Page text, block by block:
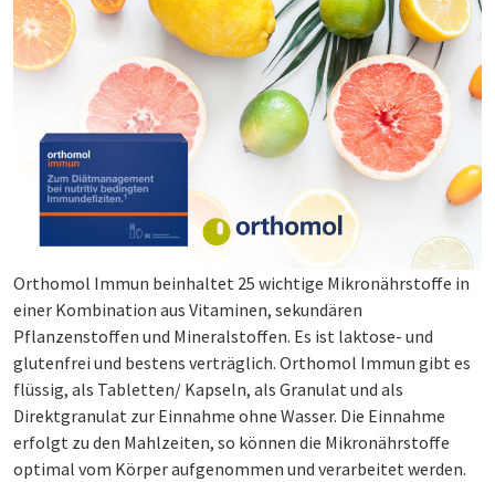
Orthomol Immun beinhaltet 25 wichtige Mikronährstoffe in
einer Kombination aus Vitaminen, sekundären
Pflanzenstoffen und Mineralstoffen. Es ist laktose- und
glutenfrei und bestens verträglich. Orthomol Immun gibt es
flüssig, als Tabletten/ Kapseln, als Granulat und als
Direktgranulat zur Einnahme ohne Wasser. Die Einnahme
erfolgt zu den Mahlzeiten, so können die Mikronährstoffe
optimal vom Körper aufgenommen und verarbeitet werden.